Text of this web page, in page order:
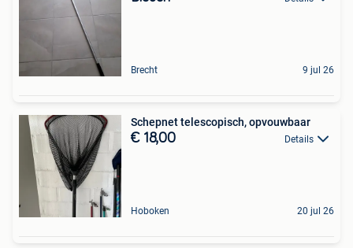
Brecht 9 jul 26
Schepnet telescopisch, opvouwbaar
€ 18,00 Details
Hoboken 20 jul 26